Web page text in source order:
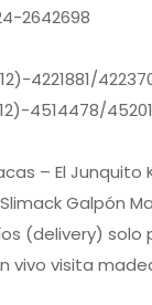
2642698
4221881/
4514478/
– El Junquito
Galpón
(delivery)
vivo visita